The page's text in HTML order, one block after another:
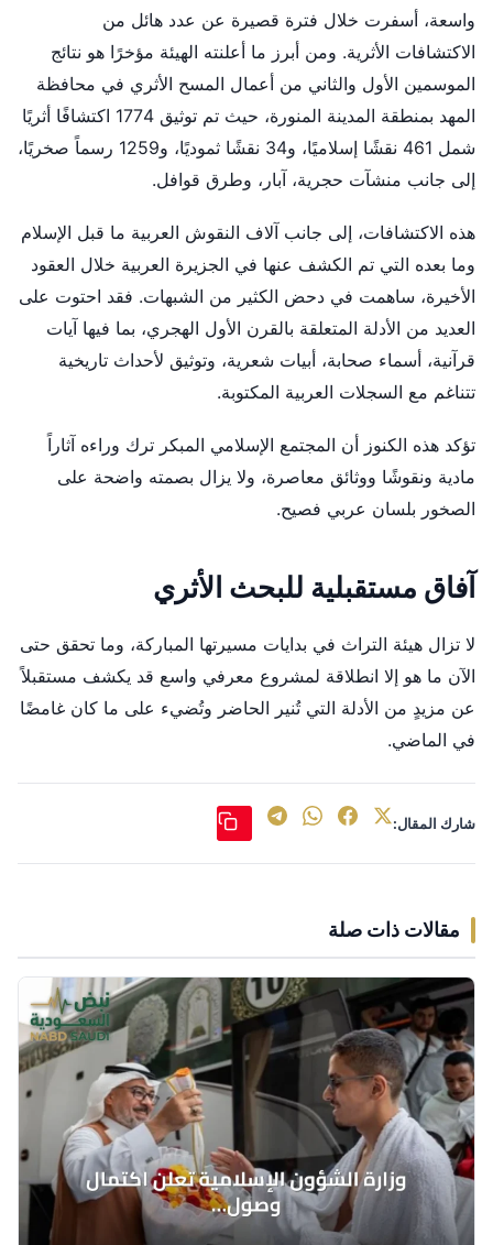
واسعة، أسفرت خلال فترة قصيرة عن عدد هائل من
الاكتشافات الأثرية. ومن أبرز ما أعلنته الهيئة مؤخرًا هو نتائج
الموسمين الأول والثاني من أعمال المسح الأثري في محافظة
المهد بمنطقة المدينة المنورة، حيث تم توثيق 1774 اكتشافًا أثريًا
شمل 461 نقشًا إسلاميًا، و34 نقشًا ثموديًا، و1259 رسماً صخريًا،
إلى جانب منشآت حجرية، آبار، وطرق قوافل.
هذه الاكتشافات، إلى جانب آلاف النقوش العربية ما قبل الإسلام
وما بعده التي تم الكشف عنها في الجزيرة العربية خلال العقود
الأخيرة، ساهمت في دحض الكثير من الشبهات. فقد احتوت على
العديد من الأدلة المتعلقة بالقرن الأول الهجري، بما فيها آيات
قرآنية، أسماء صحابة، أبيات شعرية، وتوثيق لأحداث تاريخية
تتناغم مع السجلات العربية المكتوبة.
تؤكد هذه الكنوز أن المجتمع الإسلامي المبكر ترك وراءه آثاراً
مادية ونقوشًا ووثائق معاصرة، ولا يزال بصمته واضحة على
الصخور بلسان عربي فصيح.
آفاق مستقبلية للبحث الأثري
لا تزال هيئة التراث في بدايات مسيرتها المباركة، وما تحقق حتى
الآن ما هو إلا انطلاقة لمشروع معرفي واسع قد يكشف مستقبلاً
عن مزيدٍ من الأدلة التي تُنير الحاضر وتُضيء على ما كان غامضًا
في الماضي.
شارك المقال:
مقالات ذات صلة